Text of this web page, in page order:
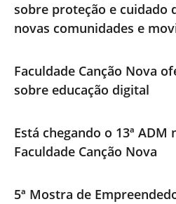
sobre proteção e cuidado
novas comunidades e
Faculdade Canção Nova
sobre educação digital
Está chegando o 13ª ADM
Faculdade Canção Nova
5ª Mostra de